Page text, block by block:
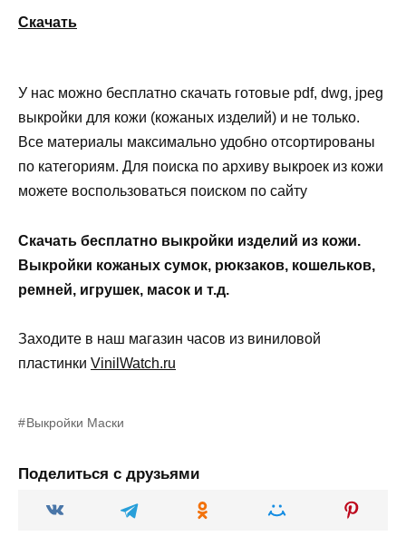
Скачать
У нас можно бесплатно скачать готовые pdf, dwg, jpeg
выкройки для кожи (кожаных изделий) и не только.
Все материалы максимально удобно отсортированы
по категориям. Для поиска по архиву выкроек из кожи
можете воспользоваться поиском по сайту
Скачать бесплатно выкройки изделий из кожи.
Выкройки кожаных сумок, рюкзаков, кошельков,
ремней, игрушек, масок и т.д.
Заходите в наш магазин часов из виниловой
пластинки VinilWatch.ru
Выкройки Маски
Поделиться с друзьями